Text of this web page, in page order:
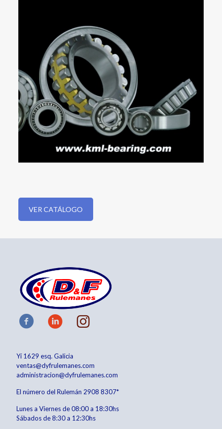
VER CATÁLOGO
Yí 1629 esq. Galicia
ventas@dyfrulemanes.com
administracion@dyfrulemanes.com
El número del Rulemán 2908 8307*
Lunes a Viernes de 08:00 a 18:30hs
Sábados de 8:30 a 12:30hs